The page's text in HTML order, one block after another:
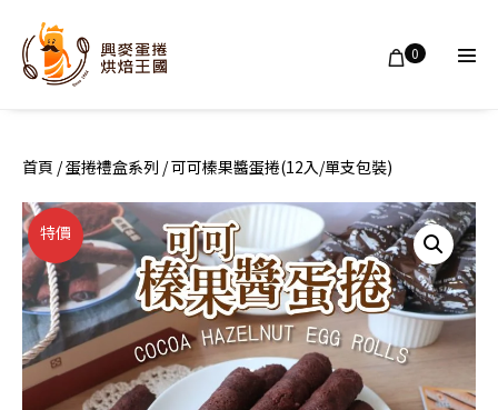
content
Shopping
0Items
in
首頁 /蛋捲禮盒系列 / 可可榛果醬蛋捲(12入/單支包裝)
特價